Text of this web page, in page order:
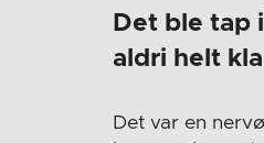
Det ble tap
aldri helt
Det var en